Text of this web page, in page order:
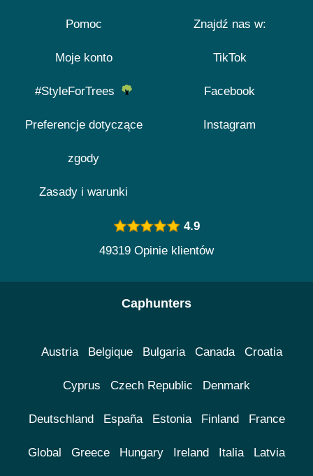
Pomoc
Moje konto
#StyleForTrees
Preferencje dotyczące
zgody
Zasady i warunki
Znajdź nas w:
TikTok
Facebook
Instagram
4.9
49319 Opinie klientów
Caphunters
Austria Belgique Bulgaria Canada Croatia
Cyprus Czech Republic Denmark
Deutschland España Estonia Finland France
Global Greece Hungary Ireland Italia Latvia